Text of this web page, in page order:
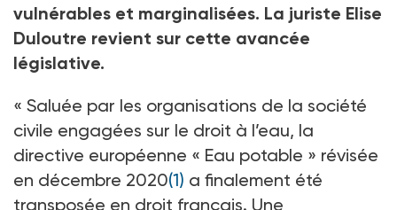
vulnérables et marginalisées. La juriste Elise
Duloutre revient sur cette avancée
législative.
« Saluée par les organisations de la société
civile engagées sur le droit à l’eau, la
directive européenne « Eau potable » révisée
en décembre 2020(1) a finalement été
transposée en droit français. Une